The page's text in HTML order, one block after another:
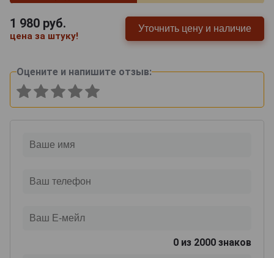
1 980 руб.
цена за штуку!
Уточнить цену и наличие
Оцените и напишите отзыв:
0 из 2000 знаков